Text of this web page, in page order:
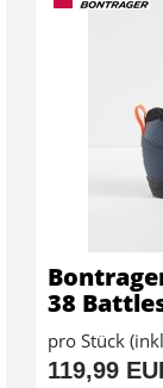
38
pro Stück
119,99